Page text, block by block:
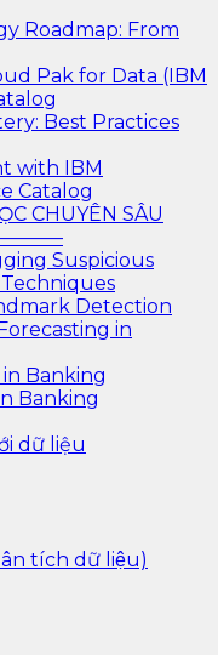
Roadmap: From
Pak for Data (IBM
Best Practices
with IBM
Catalog
SÂU
Suspicious
Detection
in
Banking
Banking
dữ liệu
tích dữ liệu)